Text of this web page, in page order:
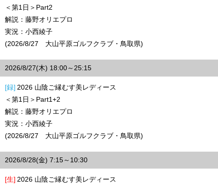
＜第1日＞Part2
解説：藤野オリエプロ
実況：小西綾子
(2026/8/27 大山平原ゴルフクラブ・鳥取県)
2026/8/27(木) 18:00～25:15
[録] 2026 山陰ご縁むす美レディース
＜第1日＞Part1+2
解説：藤野オリエプロ
実況：小西綾子
(2026/8/27 大山平原ゴルフクラブ・鳥取県)
2026/8/28(金) 7:15～10:30
[生] 2026 山陰ご縁むす美レディース